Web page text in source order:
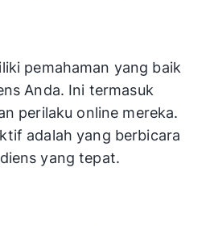
pemahaman yang baik
Anda. Ini termasuk
perilaku online mereka.
adalah yang berbicara
yang tepat.